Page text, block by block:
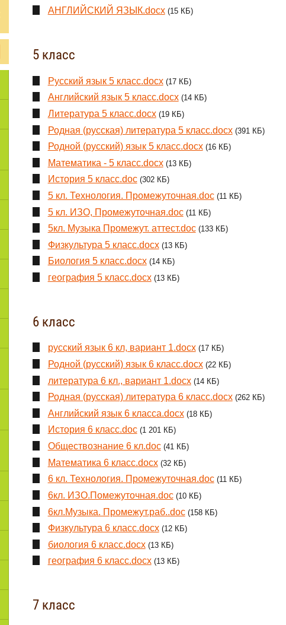
АНГЛИЙСКИЙ ЯЗЫК.docx (15 КБ)
5 класс
Русский язык 5 класс.docx (17 КБ)
Английский язык 5 класс.docx (14 КБ)
Литература 5 класс.docx (19 КБ)
Родная (русская) литература 5 класс.docx (391 КБ)
Родной (русский) язык 5 класс.docx (16 КБ)
Математика - 5 класс.docx (13 КБ)
История 5 класс.doc (302 КБ)
5 кл. Технология. Промежуточная.doc (11 КБ)
5 кл. ИЗО, Промежуточная.doc (11 КБ)
5кл. Музыка Промежут. аттест.doc (133 КБ)
Физкультура 5 класс.docx (13 КБ)
Биология 5 класс.docx (14 КБ)
география 5 класс.docx (13 КБ)
6 класс
русский язык 6 кл, вариант 1.docx (17 КБ)
Родной (русский) язык 6 класс.docx (22 КБ)
литература 6 кл., вариант 1.docx (14 КБ)
Родная (русская) литература 6 класс.docx (262 КБ)
Английский язык 6 класса.docx (18 КБ)
История 6 класс.doc (1 201 КБ)
Обществознание 6 кл.doc (41 КБ)
Математика 6 класс.docx (32 КБ)
6 кл. Технология. Промежуточная.doc (11 КБ)
6кл. ИЗО.Помежуточная.doc (10 КБ)
6кл.Музыка. Промежут.раб..doc (158 КБ)
Физкультура 6 класс.docx (12 КБ)
биология 6 класс.docx (13 КБ)
география 6 класс.docx (13 КБ)
7 класс